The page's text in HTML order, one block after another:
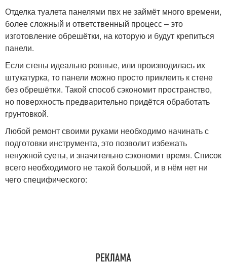
Отделка туалета панелями пвх не займёт много времени,
более сложный и ответственный процесс – это
изготовление обрешётки, на которую и будут крепиться
панели.
Если стены идеально ровные, или производилась их
штукатурка, то панели можно просто приклеить к стене
без обрешётки. Такой способ сэкономит пространство,
но поверхность предварительно придётся обработать
грунтовкой.
Любой ремонт своими руками необходимо начинать с
подготовки инструмента, это позволит избежать
ненужной суеты, и значительно сэкономит время. Список
всего необходимого не такой большой, и в нём нет ни
чего специфического: